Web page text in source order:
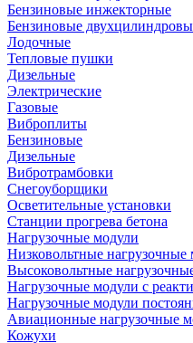
Бензиновые инжекторные
Бензиновые
Лодочные
Тепловые пушки
Дизельные
Электрические
Газовые
Виброплиты
Бензиновые
Дизельные
Вибротрамбовки
Снегоуборщики
Осветительные установки
Станции прогрева бетона
Нагрузочные модули
Низковольтные нагрузочные
Высоковольтные
Нагрузочные модули с
Нагрузочные модули
Авиационные нагрузочные
Кожухи